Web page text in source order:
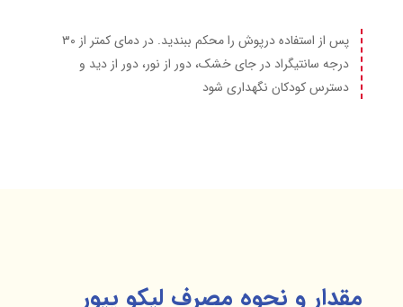
پس از استفاده درپوش را محکم ببندید. در دمای کمتر از ۳۰
درجه سانتیگراد در جای خشک، دور از نور، دور از دید و
دسترس کودکان نگهداری شود
مقدار و نحوه مصرف لیکو پیور